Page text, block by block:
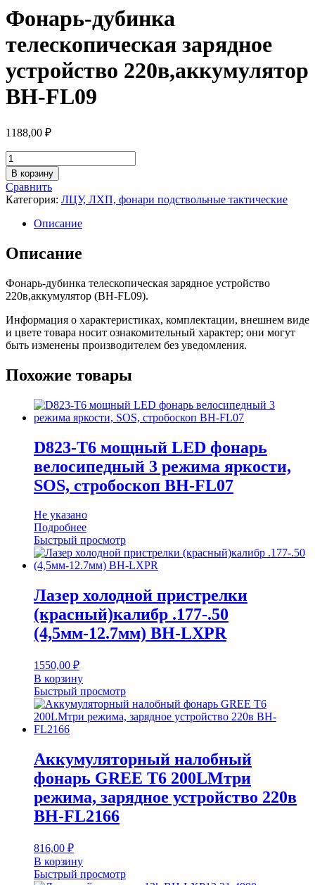
Фонарь-дубинка
телескопическая зарядное
устройство 220в,аккумулятор
BH-FL09
1188,00 ₽
Количество
товара
Фонарь-
дубинка
телескопическая
зарядное
устройство
220в,аккумулятор
BH-
В корзину
Сравнить
Категория: ЛЦУ, ЛХП, фонари подствольные тактические
Описание
Описание
Фонарь-дубинка телескопическая зарядное устройство
220в,аккумулятор (BH-FL09).
Информация о характеристиках, комплектации, внешнем виде
и цвете товара носит ознакомительный характер; они могут
быть изменены производителем без уведомления.
Похожие товары
D823-T6 мощный LED фонарь
велосипедный 3 режима яркости,
SOS, стробоскоп BH-FL07
Не указано
Подробнее
Быстрый просмотр
Лазер холодной пристрелки
(красный)калибр .177-.50
(4,5мм-12.7мм) BH-LXPR
1550,00 ₽
В корзину
Быстрый просмотр
Аккумуляторный налобный
фонарь GREE Т6 200LMтри
режима, зарядное устройство 220в
BH-FL2166
816,00 ₽
В корзину
Быстрый просмотр